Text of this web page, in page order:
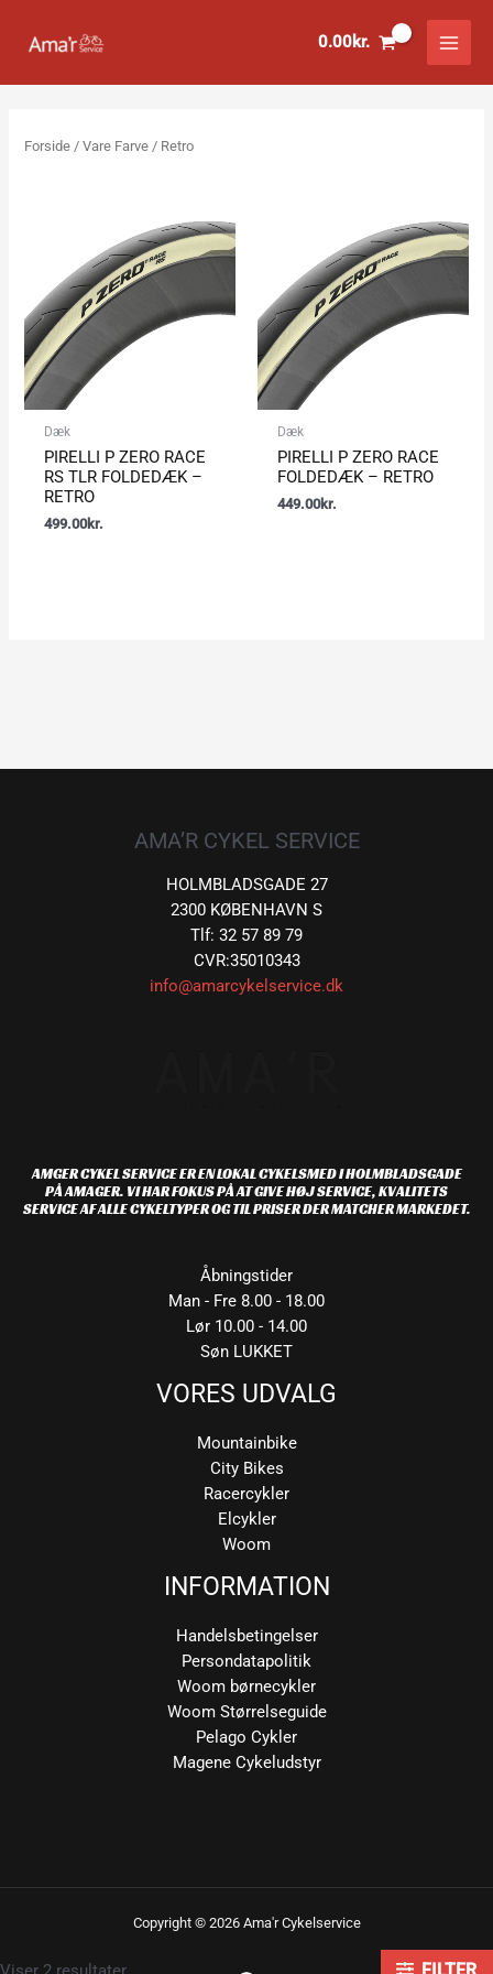
0.00kr.
Forside / Vare Farve / Retro
Dæk
PIRELLI P ZERO RACE
RS TLR FOLDEDÆK –
RETRO
499.00kr.
Dæk
PIRELLI P ZERO RACE
FOLDEDÆK – RETRO
449.00kr.
AMA’R CYKEL SERVICE
HOLMBLADSGADE 27
2300 KØBENHAVN S
Tlf: 32 57 89 79
CVR:35010343
info@amarcykelservice.dk
AMGER CYKEL SERVICE ER EN LOKAL CYKELSMED I HOLMBLADSGADE
PÅ AMAGER. VI HAR FOKUS PÅ AT GIVE HØJ SERVICE, KVALITETS
SERVICE AF ALLE CYKELTYPER OG TIL PRISER DER MATCHER MARKEDET.
Åbningstider
Man - Fre 8.00 - 18.00
Lør 10.00 - 14.00
Søn LUKKET
VORES UDVALG
Mountainbike
City Bikes
Racercykler
Elcykler
Woom
INFORMATION
Handelsbetingelser
Persondatapolitik
Woom børnecykler
Woom Størrelseguide
Pelago Cykler
Magene Cykeludstyr
Copyright © 2026 Ama'r Cykelservice